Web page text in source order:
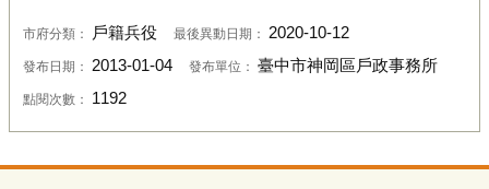
市府分類： 戶籍兵役 最後異動日期： 2020-10-12
發布日期： 2013-01-04 發布單位： 臺中市神岡區戶政事務所
點閱次數： 1192